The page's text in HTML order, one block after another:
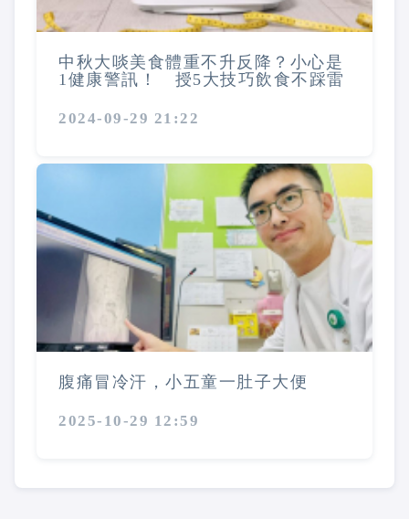
中秋大啖美食體重不升反降？小心是
1健康警訊！ 授5大技巧飲食不踩雷
2024-09-29 21:22
腹痛冒冷汗，小五童一肚子大便
2025-10-29 12:59